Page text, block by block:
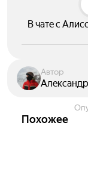
В чате с
Автор
Похожее